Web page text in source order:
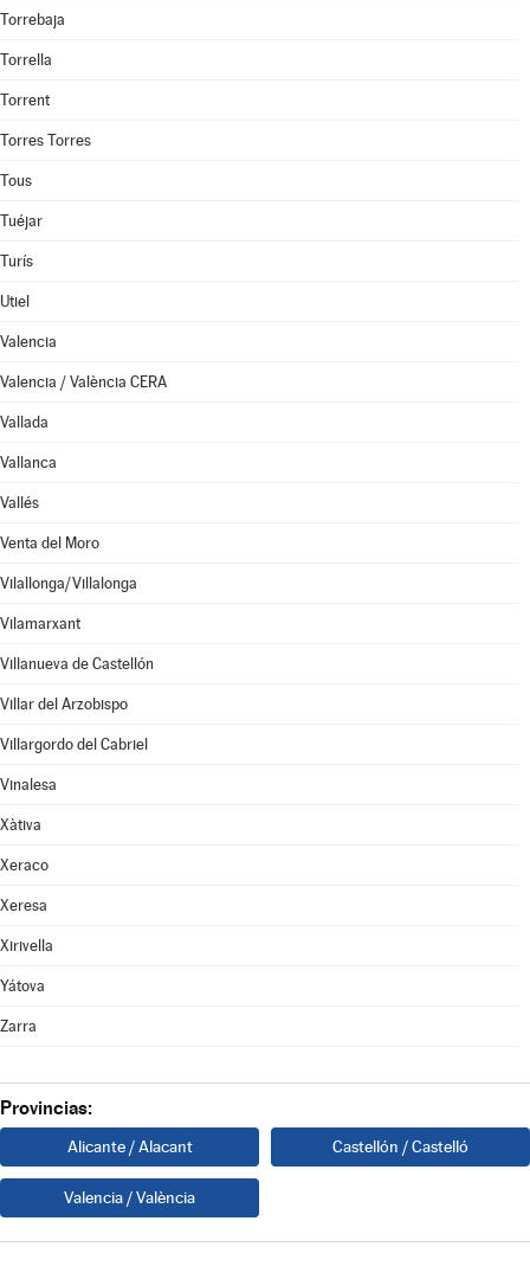
Torrebaja
Torrella
Torrent
Torres Torres
Tous
Tuéjar
Turís
Utiel
Valencia
Valencia / València CERA
Vallada
Vallanca
Vallés
Venta del Moro
Vilallonga/Villalonga
Vilamarxant
Villanueva de Castellón
Villar del Arzobispo
Villargordo del Cabriel
Vinalesa
Xàtiva
Xeraco
Xeresa
Xirivella
Yátova
Zarra
Provincias:
Alicante / Alacant Castellón / Castelló
Valencia / València